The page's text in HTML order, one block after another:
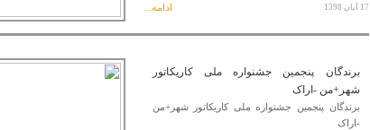
17 آبان 1398 ادامه...
برندگان پنجمین جشنواره ملی کاریکاتور
شهر+من -اراک
برندگان پنجمین جشنواره ملی کاریکاتور شهر+من
-اراک